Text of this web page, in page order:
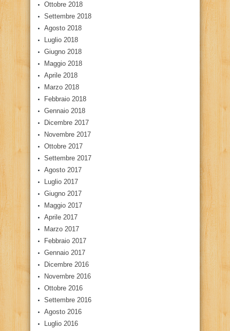
Ottobre 2018
Settembre 2018
Agosto 2018
Luglio 2018
Giugno 2018
Maggio 2018
Aprile 2018
Marzo 2018
Febbraio 2018
Gennaio 2018
Dicembre 2017
Novembre 2017
Ottobre 2017
Settembre 2017
Agosto 2017
Luglio 2017
Giugno 2017
Maggio 2017
Aprile 2017
Marzo 2017
Febbraio 2017
Gennaio 2017
Dicembre 2016
Novembre 2016
Ottobre 2016
Settembre 2016
Agosto 2016
Luglio 2016